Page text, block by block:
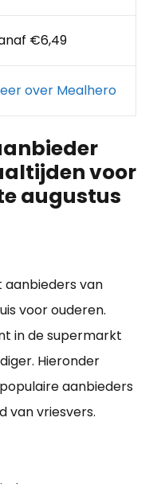
€6,49
over Mealhero
voor
augustus
aanbieders van
voor ouderen.
in de supermarkt
Hieronder
aanbieders
van vriesvers.